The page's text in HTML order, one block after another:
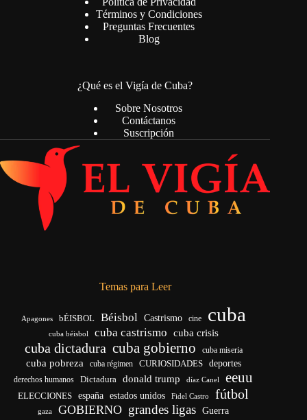
Términos y Condiciones
Preguntas Frecuentes
Blog
¿Qué es el Vigía de Cuba?
Sobre Nosotros
Contáctanos
Suscripción
Temas para Leer
Apagones bÉISBOL Béisbol Castrismo cine cuba
cuba béisbol cuba castrismo cuba crisis
cuba dictadura cuba gobierno cuba miseria
cuba pobreza cuba régimen CURIOSIDADES deportes
derechos humanos Dictadura donald trump díaz Canel eeuu
ELECCIONES españa estados unidos Fidel Castro fútbol
gaza GOBIERNO grandes ligas Guerra